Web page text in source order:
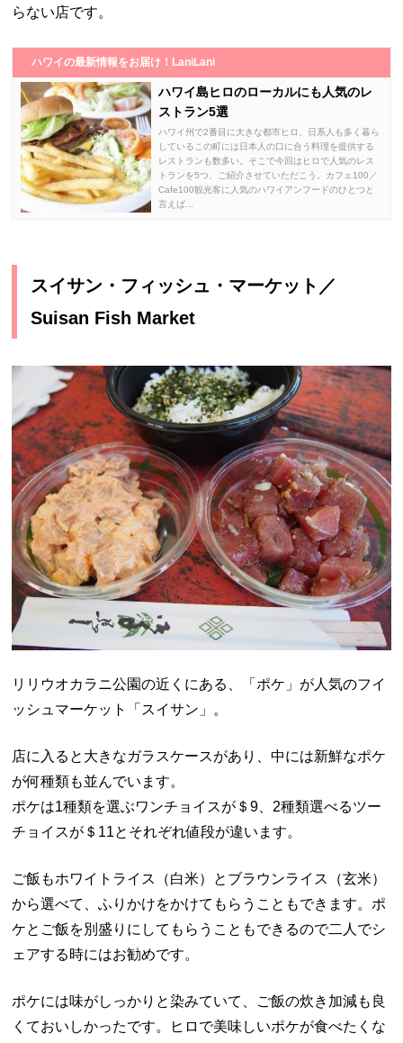
らない店です。
ハワイの最新情報をお届け！LaniLani
ハワイ島ヒロのローカルにも人気のレ
ストラン5選
ハワイ州で2番目に大きな都市ヒロ、日系人も多く暮ら
しているこの町には日本人の口に合う料理を提供する
レストランも数多い。そこで今回はヒロで人気のレス
トランを5つ、ご紹介させていただこう。カフェ100／
Cafe100観光客に人気のハワイアンフードのひとつと
言えば...
スイサン・フィッシュ・マーケット／
Suisan Fish Market
リリウオカラニ公園の近くにある、「ポケ」が人気のフイ
ッシュマーケット「スイサン」。
店に入ると大きなガラスケースがあり、中には新鮮なポケ
が何種類も並んでいます。
ポケは1種類を選ぶワンチョイスが＄9、2種類選べるツー
チョイスが＄11とそれぞれ値段が違います。
ご飯もホワイトライス（白米）とブラウンライス（玄米）
から選べて、ふりかけをかけてもらうこともできます。ポ
ケとご飯を別盛りにしてもらうこともできるので二人でシ
ェアする時にはお勧めです。
ポケには味がしっかりと染みていて、ご飯の炊き加減も良
くておいしかったです。ヒロで美味しいポケが食べたくな